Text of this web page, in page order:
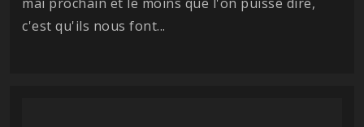
c'est qu'ils nous font...